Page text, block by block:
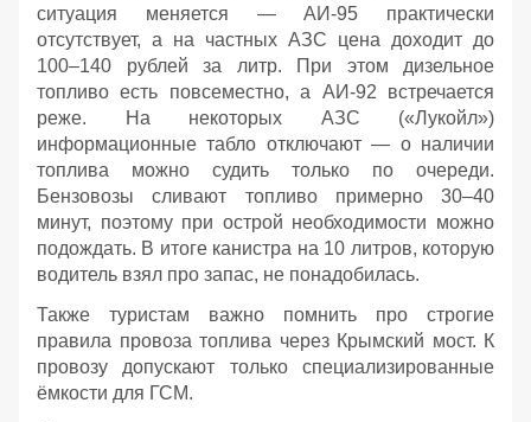
ситуация меняется — АИ‑95 практически
отсутствует, а на частных АЗС цена доходит до
100–140 рублей за литр. При этом дизельное
топливо есть повсеместно, а АИ‑92 встречается
реже. На некоторых АЗС («Лукойл»)
информационные табло отключают — о наличии
топлива можно судить только по очереди.
Бензовозы сливают топливо примерно 30–40
минут, поэтому при острой необходимости можно
подождать. В итоге канистра на 10 литров, которую
водитель взял про запас, не понадобилась.
Также туристам важно помнить про строгие
правила провоза топлива через Крымский мост. К
провозу допускают только специализированные
ёмкости для ГСМ.